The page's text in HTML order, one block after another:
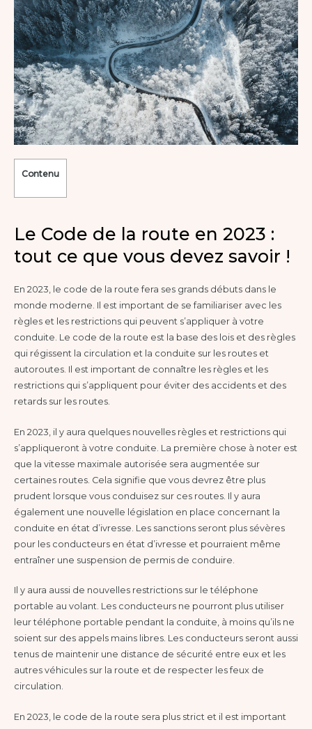
Contenu
Le Code de la route en 2023 :
tout ce que vous devez savoir !
En 2023, le code de la route fera ses grands débuts dans le
monde moderne. Il est important de se familiariser avec les
règles et les restrictions qui peuvent s’appliquer à votre
conduite. Le code de la route est la base des lois et des règles
qui régissent la circulation et la conduite sur les routes et
autoroutes. Il est important de connaître les règles et les
restrictions qui s’appliquent pour éviter des accidents et des
retards sur les routes.
En 2023, il y aura quelques nouvelles règles et restrictions qui
s’appliqueront à votre conduite. La première chose à noter est
que la vitesse maximale autorisée sera augmentée sur
certaines routes. Cela signifie que vous devrez être plus
prudent lorsque vous conduisez sur ces routes. Il y aura
également une nouvelle législation en place concernant la
conduite en état d’ivresse. Les sanctions seront plus sévères
pour les conducteurs en état d’ivresse et pourraient même
entraîner une suspension de permis de conduire.
Il y aura aussi de nouvelles restrictions sur le téléphone
portable au volant. Les conducteurs ne pourront plus utiliser
leur téléphone portable pendant la conduite, à moins qu’ils ne
soient sur des appels mains libres. Les conducteurs seront aussi
tenus de maintenir une distance de sécurité entre eux et les
autres véhicules sur la route et de respecter les feux de
circulation.
En 2023, le code de la route sera plus strict et il est important